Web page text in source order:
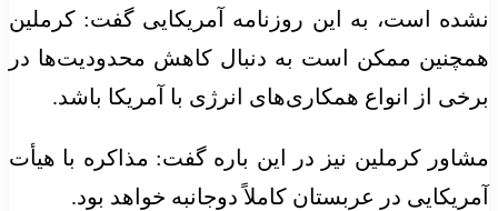
نشده است، به این روزنامه آمریکایی گفت: کرملین
همچنین ممکن است به دنبال کاهش محدودیت‌ها در
برخی از انواع همکاری‌های انرژی با آمریکا باشد.
مشاور کرملین نیز در این باره گفت: مذاکره با هیأت
آمریکایی در عربستان کاملاً دوجانبه خواهد بود.